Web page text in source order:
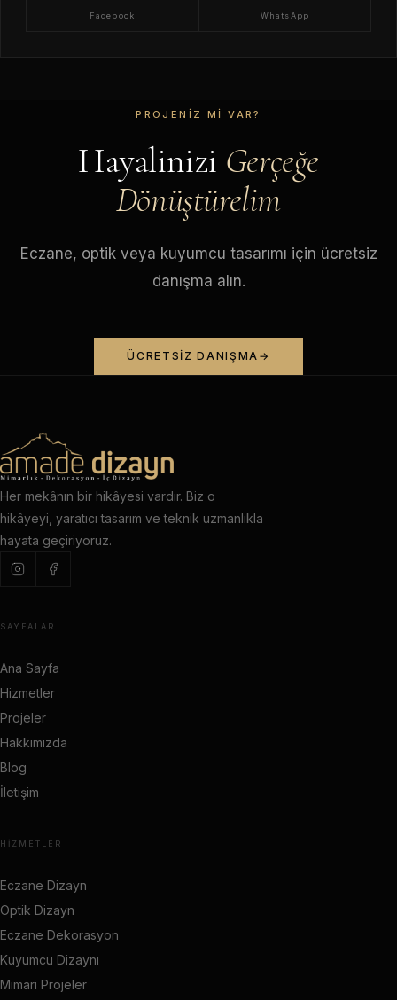
Facebook WhatsApp
PROJENIZ MI VAR?
Hayalinizi Gerçeğe
Dönüştürelim
Eczane, optik veya kuyumcu tasarımı için ücretsiz
danışma alın.
ÜCRETSIZ DANIŞMA
Her mekânın bir hikâyesi vardır. Biz o
hikâyeyi, yaratıcı tasarım ve teknik uzmanlıkla
hayata geçiriyoruz.
SAYFALAR
Ana Sayfa
Hizmetler
Projeler
Hakkımızda
Blog
İletişim
HIZMETLER
Eczane Dizayn
Optik Dizayn
Eczane Dekorasyon
Kuyumcu Dizaynı
Mimari Projeler